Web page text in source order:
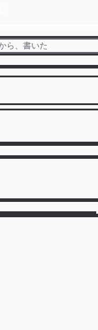
ら、書いた